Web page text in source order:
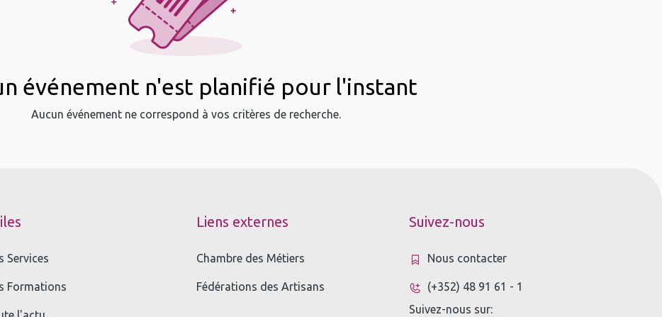
événement n'est planifié pour l'instant
Aucun événement ne correspond à vos critères de recherche.
Services
Formations
Liens externes
Chambre des Métiers
Fédérations des Artisans
Suivez-nous
Nous contacter
(+352) 48 91 61 - 1
Suivez-nous sur: